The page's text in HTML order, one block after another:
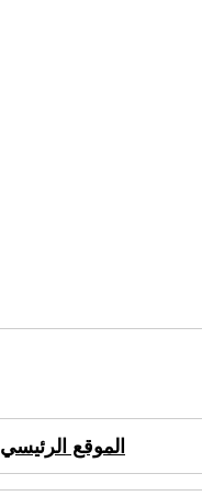
الموقع الرئيسي